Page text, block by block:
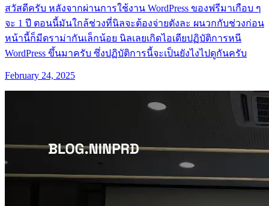
สวัสดีครับ หลังจากผ่านการใช้งาน WordPress ของฟรีมาเกือบ ๆ
จะ 1 ปี ตอนนี้มันใกล้ช่วงที่นิลจะต้องจ่ายตังละ ผนวกกับช่วงก่อน
หน้านี้ก็มีดราม่ากันเล็กน้อย นิลเลยเกิดไอเดียปฏิบัติการหนี
WordPress ขึ้นมาครับ ซึ่งปฏิบัติการนี้จะเป็นยังไงไปดูกันครับ
February 24, 2025